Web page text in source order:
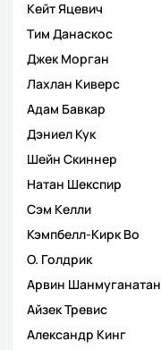
Кейт Яцевич
Тим Данаскос
Джек Морган
Лахлан Киверс
Адам Бавкар
Дэниел Кук
Шейн Скиннер
Натан Шекспир
Сэм Келли
Кэмпбелл-Кирк Во
О. Голдрик
Арвин Шанмуганатан
Айзек Тревис
Александр Кинг